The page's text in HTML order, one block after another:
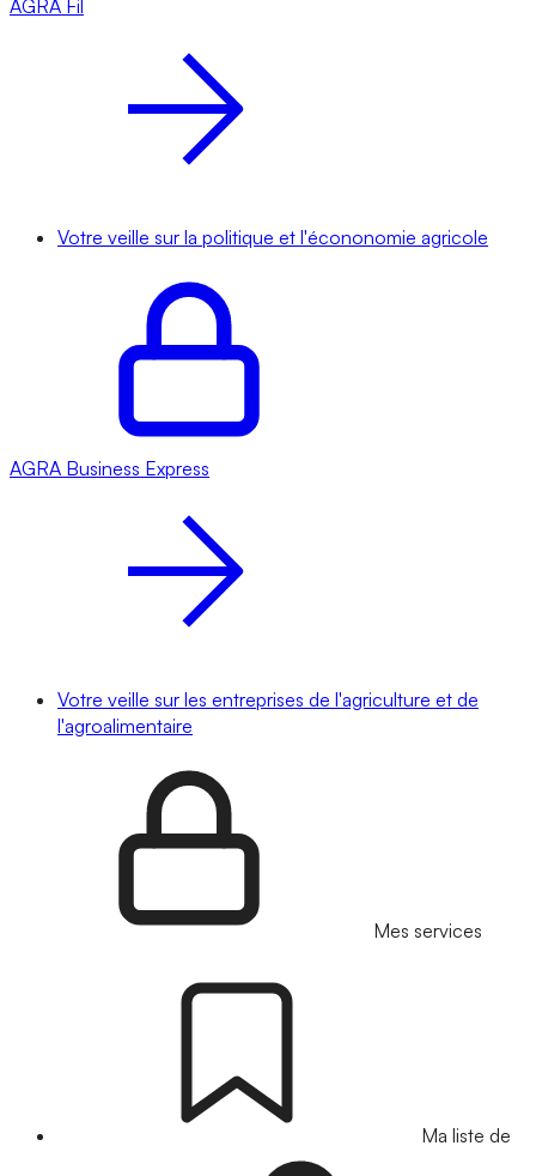
AGRA Fil
Votre veille sur la politique et l'écononomie agricole
AGRA Business Express
Votre veille sur les entreprises de l'agriculture et de
l'agroalimentaire
Mes services
Ma liste de